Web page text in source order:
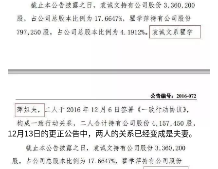
12月13日的更正公告中，两人的关系已经变成是夫妻。